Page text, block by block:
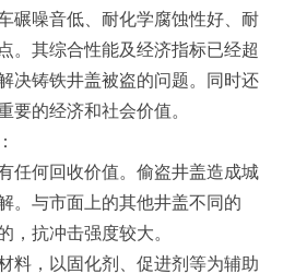
碾噪音低、耐化学腐蚀性好、耐
。其综合性能及经济指标已经超
决铸铁井盖被盗的问题。同时还
要的经济和社会价值。
任何回收价值。偷盗井盖造成城
。与市面上的其他井盖不同的
，抗冲击强度较大。
料，以固化剂、促进剂等为辅助